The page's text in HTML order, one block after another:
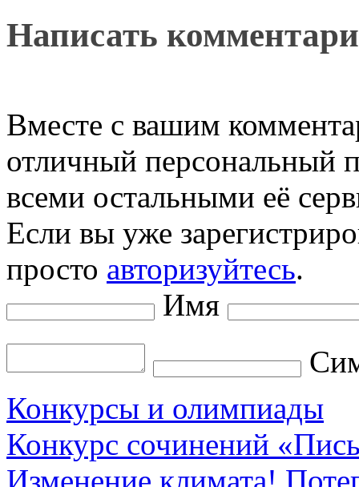
Написать
Вместе с вашим
отличный персональный
всеми остальными её
Если вы уже
просто авторизуйтесь.
Имя
Конкурсы и олимпиады
Конкурс сочинений